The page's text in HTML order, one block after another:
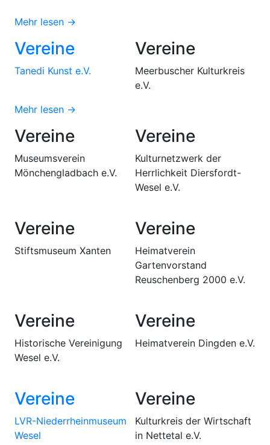
Mehr lesen →
Vereine
Tanedi Kunst e.V.
Mehr lesen →
Vereine
Meerbuscher Kulturkreis
e.V.
Vereine
Museumsverein
Mönchengladbach e.V.
Vereine
Kulturnetzwerk der
Herrlichkeit Diersfordt-
Wesel e.V.
Vereine
Stiftsmuseum Xanten
Vereine
Heimatverein
Gartenvorstand
Reuschenberg 2000 e.V.
Vereine
Historische Vereinigung
Wesel e.V.
Vereine
Heimatverein Dingden e.V.
Vereine
LVR-Niederrheinmuseum
Wesel
Vereine
Kulturkreis der Wirtschaft
in Nettetal e.V.